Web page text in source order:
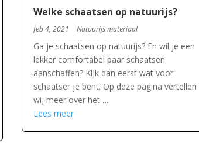
Welke schaatsen op natuurijs?
feb 4, 2021 |Natuurijs materiaal
Ga je schaatsen op natuurijs? En wil je een
lekker comfortabel paar schaatsen
aanschaffen? Kijk dan eerst wat voor
schaatser je bent. Op deze pagina vertellen
wij meer over het…..
Lees meer